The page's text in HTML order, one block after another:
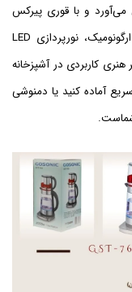
جوش می‌آورد و با قوری پیرکس
شفاف، طعم اصیل چای را حفظ می‌کند. طراحی ارگونومیک، نورپردازی LED
کاربردی در آشپزخانه
آماده کنید یا دمنوشی